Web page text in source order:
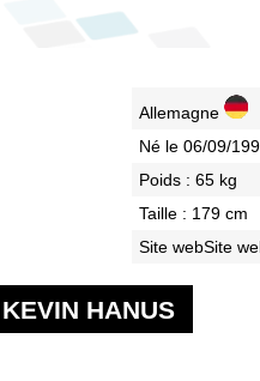
Allemagne
Né le 06/09/
Poids : 65 kg
Taille : 179 cm
Site webSite
HANUS